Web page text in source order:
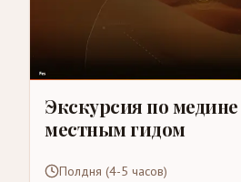
Экскурсия по
местным гидом
Полдня (4-5 часов)